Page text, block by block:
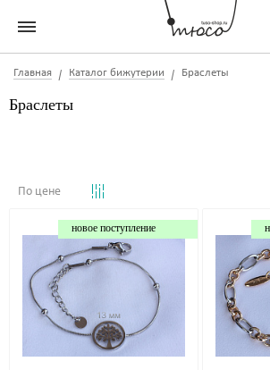
Главная Каталог бижутерии Браслеты
Браслеты
По цене
новое поступление